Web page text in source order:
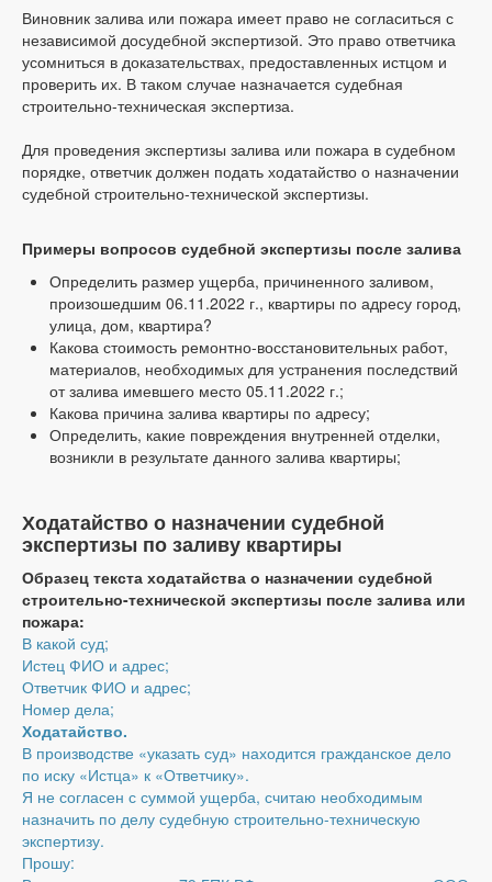
Виновник залива или пожара имеет право не согласиться с
независимой досудебной экспертизой. Это право ответчика
усомниться в доказательствах, предоставленных истцом и
проверить их. В таком случае назначается судебная
строительно-техническая экспертиза.
Для проведения экспертизы залива или пожара в судебном
порядке, ответчик должен подать ходатайство о назначении
судебной строительно-технической экспертизы.
Примеры вопросов судебной экспертизы после залива
Определить размер ущерба, причиненного заливом,
произошедшим 06.11.2022 г., квартиры по адресу город,
улица, дом, квартира?
Какова стоимость ремонтно-восстановительных работ,
материалов, необходимых для устранения последствий
от залива имевшего место 05.11.2022 г.;
Какова причина залива квартиры по адресу;
Определить, какие повреждения внутренней отделки,
возникли в результате данного залива квартиры;
Ходатайство о назначении судебной
экспертизы по заливу квартиры
Образец текста ходатайства о назначении судебной
строительно-технической экспертизы после залива или
пожара:
В какой суд;
Истец ФИО и адрес;
Ответчик ФИО и адрес;
Номер дела;
Ходатайство.
В производстве «указать суд» находится гражданское дело
по иску «Истца» к «Ответчику».
Я не согласен с суммой ущерба, считаю необходимым
назначить по делу судебную строительно-техническую
экспертизу.
Прошу: